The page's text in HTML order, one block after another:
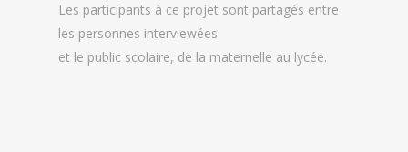
Les participants à ce projet sont partagés entre
les personnes interviewées
et le public scolaire, de la maternelle au lycée.